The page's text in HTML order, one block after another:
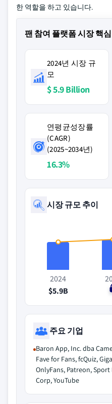
한 역할을 하고 있습니다.
팬 참여 플랫폼 시장 핵
2024년 시장 규
모
$ 5.9 Billion
연평균성장률
(CAGR)
(2025~2034년)
16.3%
시장 규모 추이
2024
$5.9B
주요 기업
Baron App, Inc. dba
Fave for Fans, fcQuiz,
OnlyFans, Patreon, Sport
Corp, YouTube